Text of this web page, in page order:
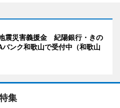
震災害義援金 紀陽銀行・きの
バンク和歌山で受付中（和歌山
集